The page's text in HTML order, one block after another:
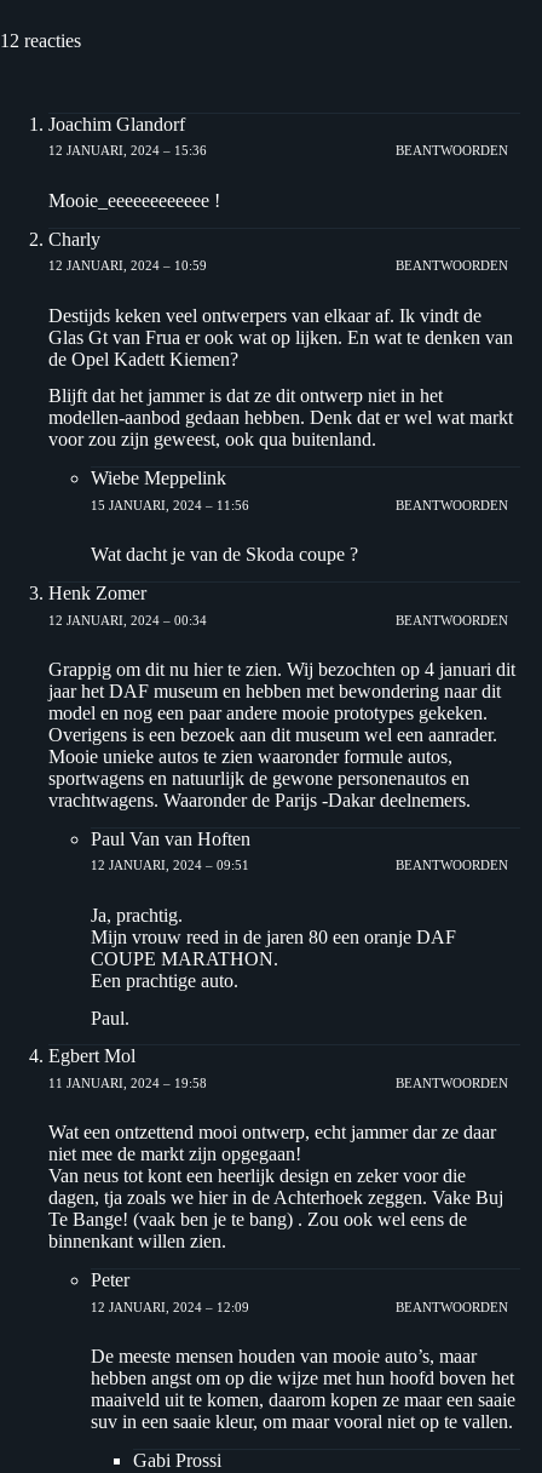
12 reacties
Joachim Glandorf
12 JANUARI, 2024 – 15:36 BEANTWOORDEN
Mooie_eeeeeeeeeeee !
Charly
12 JANUARI, 2024 – 10:59 BEANTWOORDEN
Destijds keken veel ontwerpers van elkaar af. Ik vindt de
Glas Gt van Frua er ook wat op lijken. En wat te denken van
de Opel Kadett Kiemen?
Blijft dat het jammer is dat ze dit ontwerp niet in het
modellen-aanbod gedaan hebben. Denk dat er wel wat markt
voor zou zijn geweest, ook qua buitenland.
Wiebe Meppelink
15 JANUARI, 2024 – 11:56 BEANTWOORDEN
Wat dacht je van de Skoda coupe ?
Henk Zomer
12 JANUARI, 2024 – 00:34 BEANTWOORDEN
Grappig om dit nu hier te zien. Wij bezochten op 4 januari dit
jaar het DAF museum en hebben met bewondering naar dit
model en nog een paar andere mooie prototypes gekeken.
Overigens is een bezoek aan dit museum wel een aanrader.
Mooie unieke autos te zien waaronder formule autos,
sportwagens en natuurlijk de gewone personenautos en
vrachtwagens. Waaronder de Parijs -Dakar deelnemers.
Paul Van van Hoften
12 JANUARI, 2024 – 09:51 BEANTWOORDEN
Ja, prachtig.
Mijn vrouw reed in de jaren 80 een oranje DAF
COUPE MARATHON.
Een prachtige auto.
Paul.
Egbert Mol
11 JANUARI, 2024 – 19:58 BEANTWOORDEN
Wat een ontzettend mooi ontwerp, echt jammer dar ze daar
niet mee de markt zijn opgegaan!
Van neus tot kont een heerlijk design en zeker voor die
dagen, tja zoals we hier in de Achterhoek zeggen. Vake Buj
Te Bange! (vaak ben je te bang) . Zou ook wel eens de
binnenkant willen zien.
Peter
12 JANUARI, 2024 – 12:09 BEANTWOORDEN
De meeste mensen houden van mooie auto’s, maar
hebben angst om op die wijze met hun hoofd boven het
maaiveld uit te komen, daarom kopen ze maar een saaie
suv in een saaie kleur, om maar vooral niet op te vallen.
Gabi Prossi